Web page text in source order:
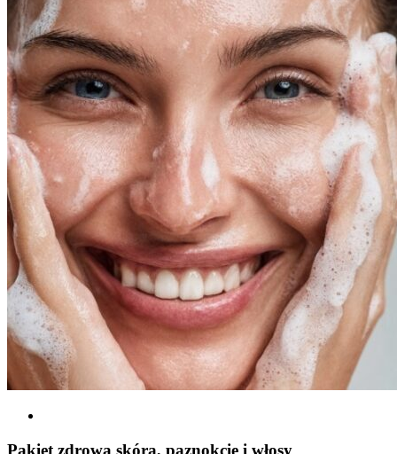
Pakiet zdrowa skóra, paznokcie i włosy